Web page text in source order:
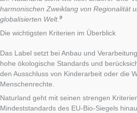
harmonischen Zweiklang von Regionalität
globalisierten Welt.9
Die wichtigsten Kriterien im Überblick
Das Label setzt bei Anbau und
hohe ökologische Standards und
den Ausschluss von Kinderarbeit oder die
Menschenrechte.
Naturland geht mit seinen strengen
Mindeststandards des EU-Bio-Siegels